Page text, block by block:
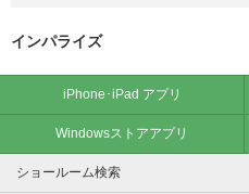
インパライズ
iPhone･iPad アプリ
Windowsストアアプリ
ショールーム検索